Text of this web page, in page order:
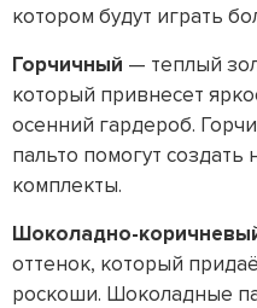
котором будут играть
Горчичный — теплый
который привнесет
осенний гардероб.
пальто помогут
комплекты.
Шоколадно-
оттенок, который
роскоши. Шоколадные